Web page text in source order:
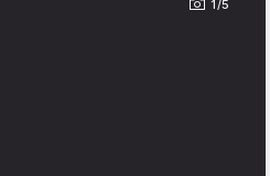
1/5